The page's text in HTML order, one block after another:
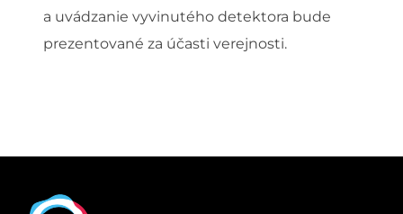
a uvádzanie vyvinutého detektora bude
prezentované za účasti verejnosti.